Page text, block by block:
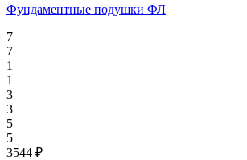
Фундаментные подушки ФЛ
7
7
1
1
3
3
5
5
3544 ₽